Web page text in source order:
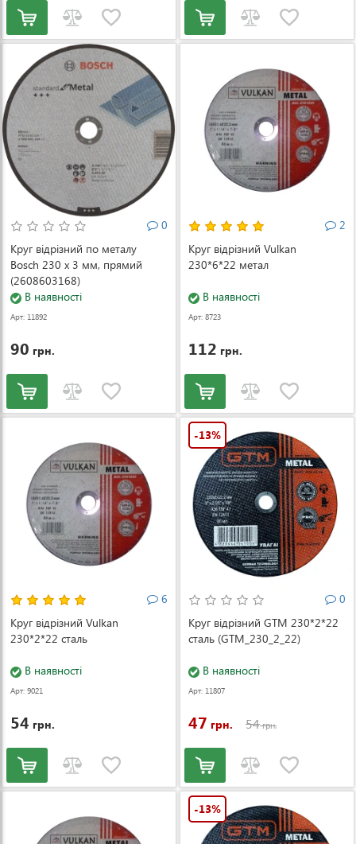
0
Круг відрізний по металу
Bosch 230 х 3 мм, прямий
(2608603168)
В наявності
Арт: 11892
90 грн.
2
Круг відрізний Vulkan
230*6*22 метал
В наявності
Арт: 8723
112 грн.
6
Круг відрізний Vulkan
230*2*22 сталь
В наявності
Арт: 9021
54 грн.
-13%
0
Круг відрізний GTM 230*2*22
сталь (GTM_230_2_22)
В наявності
Арт: 11807
47 грн. 54грн.
-13%